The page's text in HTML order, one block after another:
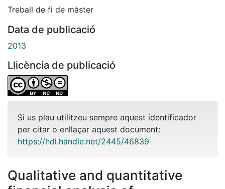
Treball de fi de màster
Data de publicació
2013
Llicència de publicació
Si us plau utilitzeu sempre aquest identificador
per citar o enllaçar aquest document:
https://hdl.handle.net/2445/46839
Qualitative and quantitative